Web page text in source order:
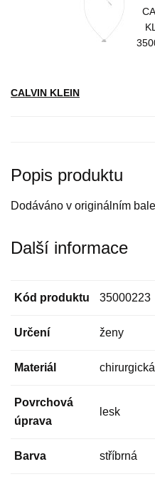
CALVIN KLEIN
Popis produktu
Dodáváno v originálním
Další informace
Kód produktu 35000223
Určení ženy
Materiál
Povrchová
úprava
lesk
Barva stříbrná